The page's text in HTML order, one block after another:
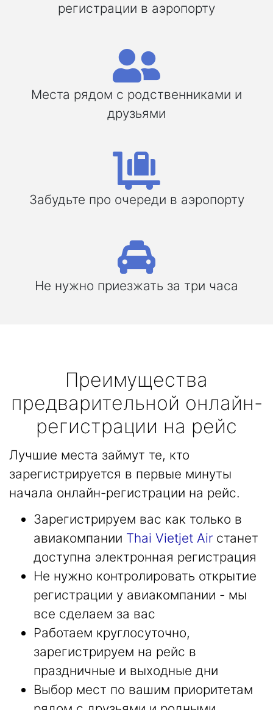
регистрации в аэропорту
Места рядом с родственниками и
друзьями
Забудьте про очереди в аэропорту
Не нужно приезжать за три часа
Преимущества
предварительной онлайн-
регистрации на рейс
Лучшие места займут те, кто
зарегистрируется в первые минуты
начала онлайн-регистрации на рейс.
Зарегистрируем вас как только в
авиакомпании Thai Vietjet Air станет
доступна электронная регистрация
Не нужно контролировать открытие
регистрации у авиакомпании - мы
все сделаем за вас
Работаем круглосуточно,
зарегистрируем на рейс в
праздничные и выходные дни
Выбор мест по вашим приоритетам